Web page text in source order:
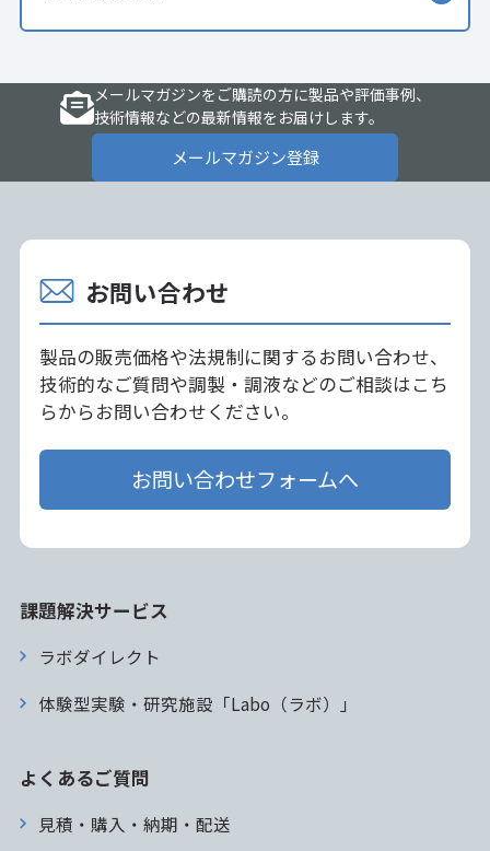
メールマガジンをご購読の方に製品や評価事例、
技術情報などの最新情報をお届けします。
メールマガジン登録
お問い合わせ
製品の販売価格や法規制に関するお問い合わせ、
技術的なご質問や調製・調液などのご相談はこち
らからお問い合わせください。
お問い合わせフォームへ
課題解決サービス
ラボダイレクト
体験型実験・研究施設「Labo（ラボ）」
よくあるご質問
見積・購入・納期・配送